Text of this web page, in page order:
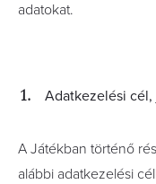
adatokat.
Adatkezelési cél,
A Játékban történő
alábbi adatkezelési